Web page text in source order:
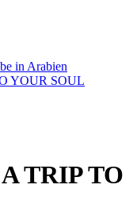
in Arabien
YOUR SOUL
TRIP TO